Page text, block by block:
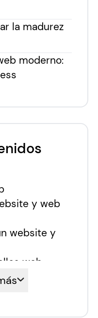
la madurez
moderno:
y web
website y
web